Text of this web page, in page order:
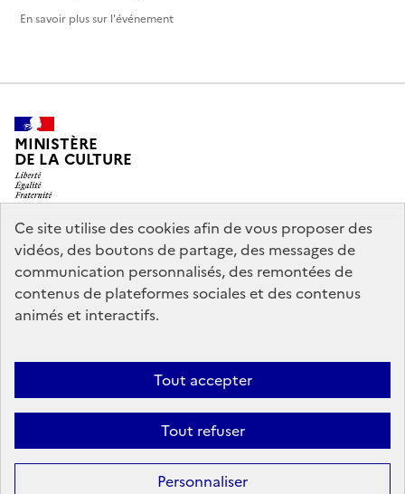
Ce site utilise des cookies afin de vous proposer des
vidéos, des boutons de partage, des messages de
communication personnalisés, des remontées de
contenus de plateformes sociales et des contenus
animés et interactifs.
Tout accepter
Tout refuser
Personnaliser
En savoir plus sur l'événement
MINISTÈRE
DE LA CULTURE
legifrance.gouv.fr
info.gouv.fr
service-public.gouv.fr
data.gouv.fr
Mentions légales
conforme
Politique d’utilisation des témoins de connexion
Sauf mention contraire, tous les contenus de ce site sont sous